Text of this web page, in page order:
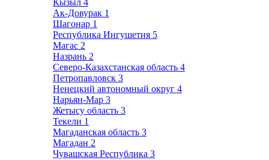
Кызыл 4
Ак-Довурак 1
Шагонар 1
Республика Ингушетия 5
Магас 2
Назрань 2
Северо-Казахстанская область 4
Петропавловск 3
Ненецкий автономный округ 4
Нарьян-Мар 3
Жетысу область 3
Текели 1
Магаданская область 3
Магадан 2
Чувашская Республика 3